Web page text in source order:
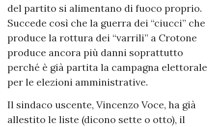
del partito si alimentano di fuoco proprio.
Succede così che la guerra dei “ciucci” che
produce la rottura dei “varrili” a Crotone
produce ancora più danni soprattutto
perché è già partita la campagna elettorale
per le elezioni amministrative.
Il sindaco uscente, Vincenzo Voce, ha già
allestito le liste (dicono sette o otto), il